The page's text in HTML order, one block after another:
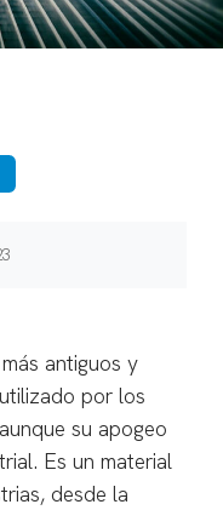
antiguos y
por los
su apogeo
Es un material
desde la